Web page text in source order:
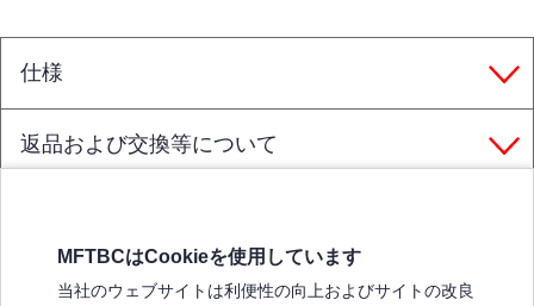
仕様
返品および交換等について
MFTBCはCookieを使用しています
当社のウェブサイトは利便性の向上およびサイトの改良